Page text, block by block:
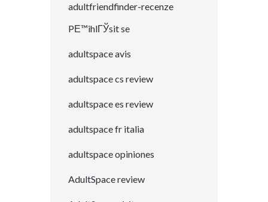
adultfriendfinder-recenze
PЕ™ihlГЎsit se
adultspace avis
adultspace cs review
adultspace es review
adultspace fr italia
adultspace opiniones
AdultSpace review